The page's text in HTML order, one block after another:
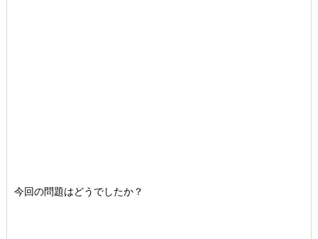
今回の問題はどうでしたか？